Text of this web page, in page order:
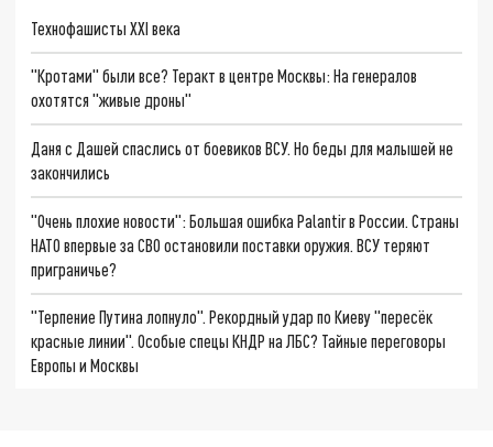
Технофашисты XXI века
"Кротами" были все? Теракт в центре Москвы: На генералов
охотятся "живые дроны"
Даня с Дашей спаслись от боевиков ВСУ. Но беды для малышей не
закончились
"Очень плохие новости": Большая ошибка Palantir в России. Страны
НАТО впервые за СВО остановили поставки оружия. ВСУ теряют
приграничье?
"Терпение Путина лопнуло". Рекордный удар по Киеву "пересёк
красные линии". Особые спецы КНДР на ЛБС? Тайные переговоры
Европы и Москвы